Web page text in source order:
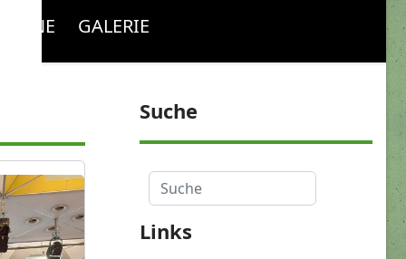
GALERIE
Suche
Suche
Links